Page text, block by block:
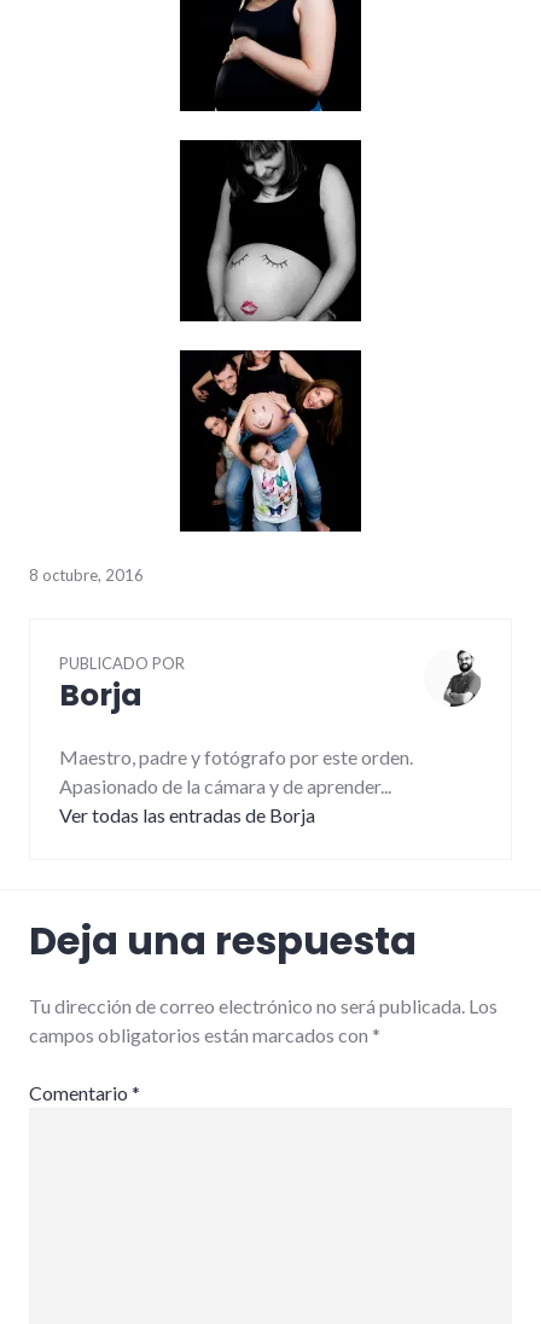
8 octubre, 2016
PUBLICADO POR
Borja
Maestro, padre y fotógrafo por este orden.
Apasionado de la cámara y de aprender...
Ver todas las entradas de Borja
Deja una respuesta
Tu dirección de correo electrónico no será publicada. Los
campos obligatorios están marcados con *
Comentario *